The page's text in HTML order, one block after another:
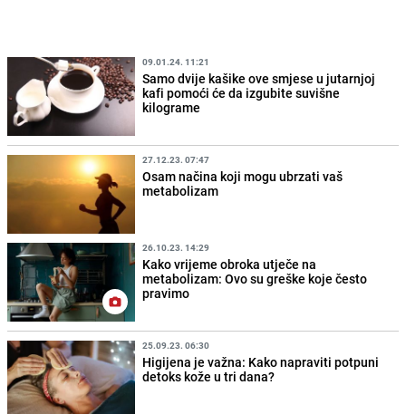
09.01.24. 11:21
Samo dvije kašike ove smjese u jutarnjoj
kafi pomoći će da izgubite suvišne
kilograme
27.12.23. 07:47
Osam načina koji mogu ubrzati vaš
metabolizam
26.10.23. 14:29
Kako vrijeme obroka utječe na
metabolizam: Ovo su greške koje često
pravimo
25.09.23. 06:30
Higijena je važna: Kako napraviti potpuni
detoks kože u tri dana?